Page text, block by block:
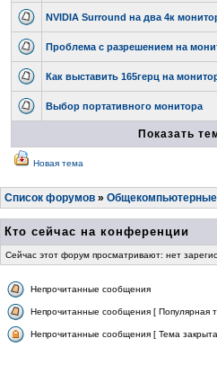
NVIDIA Surround на два 4к
Проблема с разрешением на
Как выставить 165герц на
Выбор портативного монитора
Показать
Новая тема
Список форумов »
Кто сейчас на конференции
Сейчас этот форум просматривают: нет
Непрочитанные сообщения
Непрочитанные сообщения [ Популярная
Непрочитанные сообщения [ Тема